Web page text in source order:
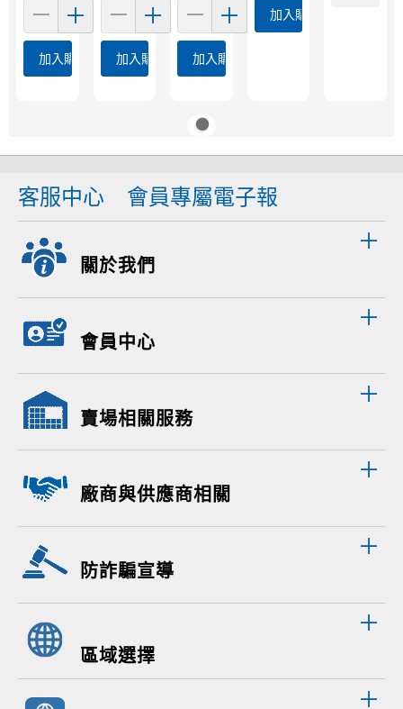
加入購物車 加入購物車 加入購物車
加入購物車
客服中心 會員專屬電子報
關於我們
會員中心
賣場相關服務
廠商與供應商相關
防詐騙宣導
區域選擇